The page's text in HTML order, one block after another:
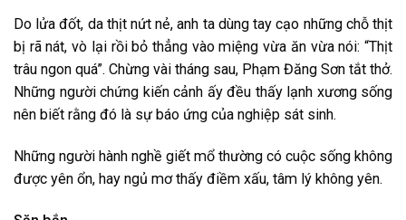
Do lửa đốt, da thịt nứt nẻ, anh ta dùng tay cạo những chỗ thịt
bị rã nát, vò lại rồi bỏ thẳng vào miệng vừa ăn vừa nói: “Thịt
trâu ngon quá”. Chừng vài tháng sau, Phạm Đăng Sơn tắt thở.
Những người chứng kiến cảnh ấy đều thấy lạnh xương sống
nên biết rằng đó là sự báo ứng của nghiệp sát sinh.
Những người hành nghề giết mổ thường có cuộc sống không
được yên ổn, hay ngủ mơ thấy điềm xấu, tâm lý không yên.